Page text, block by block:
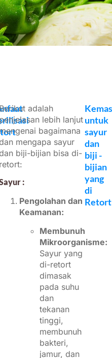
adalah
lebih lanjut
bagaimana
mengapa sayur
biji-bijian bisa di-
retort:
:
Pengolahan dan
Keamanan:
Membunuh
Mikroorganisme:
Sayur yang
di-retort
dimasak
pada suhu
dan
tekanan
tinggi,
membunuh
bakteri,
jamur, dan
untuk
sayur
dan
biji -
bijian
yang
di
Retort